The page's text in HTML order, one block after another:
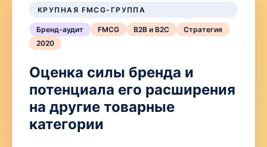
КРУПНАЯ FMCG-ГРУППА
Бренд-аудит FMCG B2B и B2C
Стратегия
2020
Оценка силы бренда и
потенциала его расширения
на другие товарные
категории